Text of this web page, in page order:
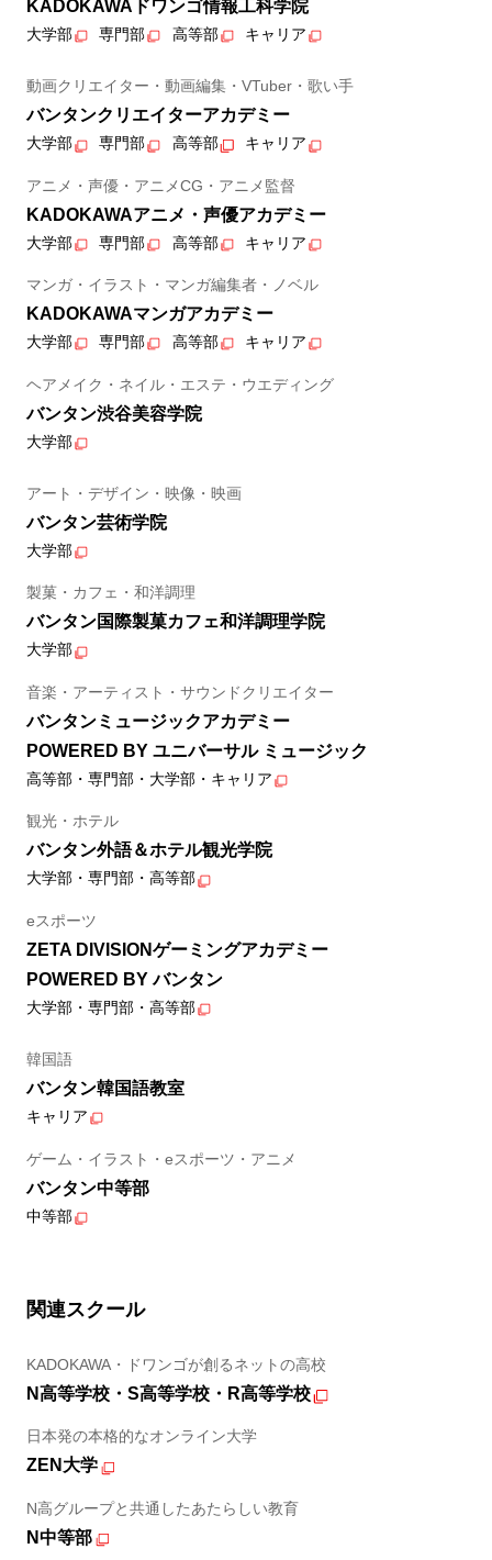
KADOKAWAドワンゴ情報工科学院
大学部 専門部 高等部 キャリア
動画クリエイター・動画編集・VTuber・歌い手
バンタンクリエイターアカデミー
大学部 専門部 高等部 キャリア
アニメ・声優・アニメCG・アニメ監督
KADOKAWAアニメ・声優アカデミー
大学部 専門部 高等部 キャリア
マンガ・イラスト・マンガ編集者・ノベル
KADOKAWAマンガアカデミー
大学部 専門部 高等部 キャリア
ヘアメイク・ネイル・エステ・ウエディング
バンタン渋谷美容学院
大学部
アート・デザイン・映像・映画
バンタン芸術学院
大学部
製菓・カフェ・和洋調理
バンタン国際製菓カフェ和洋調理学院
大学部
音楽・アーティスト・サウンドクリエイター
バンタンミュージックアカデミー
POWERED BY ユニバーサル ミュージック
高等部・専門部・大学部・キャリア
観光・ホテル
バンタン外語＆ホテル観光学院
大学部・専門部・高等部
eスポーツ
ZETA DIVISIONゲーミングアカデミー
POWERED BY バンタン
大学部・専門部・高等部
韓国語
バンタン韓国語教室
キャリア
ゲーム・イラスト・eスポーツ・アニメ
バンタン中等部
中等部
関連スクール
KADOKAWA・ドワンゴが創るネットの高校
N高等学校・S高等学校・R高等学校
日本発の本格的なオンライン大学
ZEN大学
N高グループと共通したあたらしい教育
N中等部